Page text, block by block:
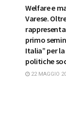
Welfare e
Varese.
primo
Italia” per
politiche
22 MAGGIO